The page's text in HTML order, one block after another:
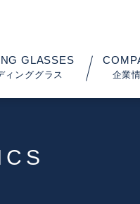
GLASSES
ィンググラス 企業